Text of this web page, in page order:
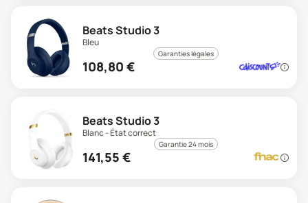
Beats Studio 3
Bleu
Garanties légales
108,80 €
Beats Studio 3
Blanc - État correct
Garantie 24 mois
141,55 €